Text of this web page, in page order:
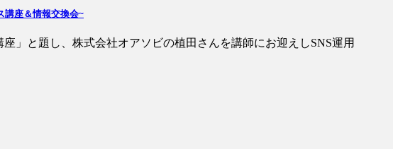
講座＆情報交換会~
」と題し、株式会社オアソビの植田さんを講師にお迎えしSNS運用